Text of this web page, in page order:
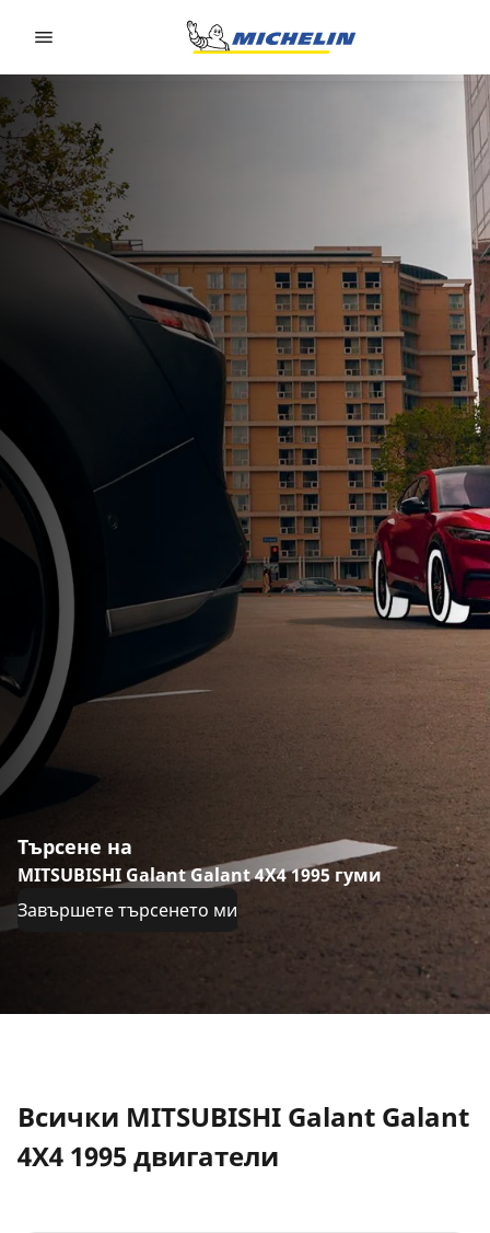
Търсене на
MITSUBISHI Galant Galant 4X4 1995 гуми
Завършете търсенето ми
Всички MITSUBISHI Galant Galant
4X4 1995 двигатели